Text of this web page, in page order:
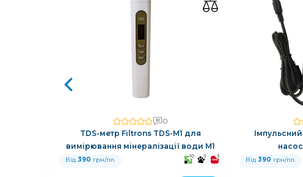
0
TDS-метр Filtrons TDS-M1 для
вимірювання мінералізації води M1
Від 390 грн/пл. 10 3 3 Від 390 грн/пл.